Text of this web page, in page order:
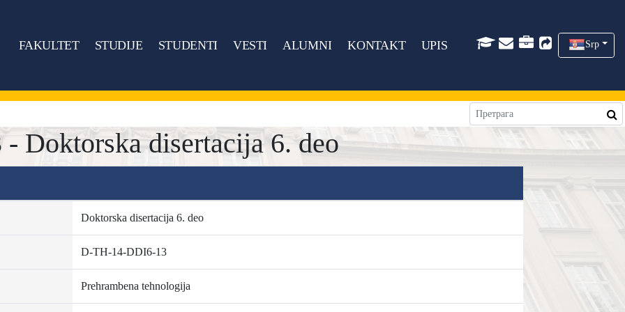
FAKULTET STUDIJE STUDENTI VESTI ALUMNI KONTAKT UPIS Srp
Doktorska disertacija 6. deo
Doktorska disertacija 6. deo
D-TH-14-DDI6-13
Prehrambena tehnologija